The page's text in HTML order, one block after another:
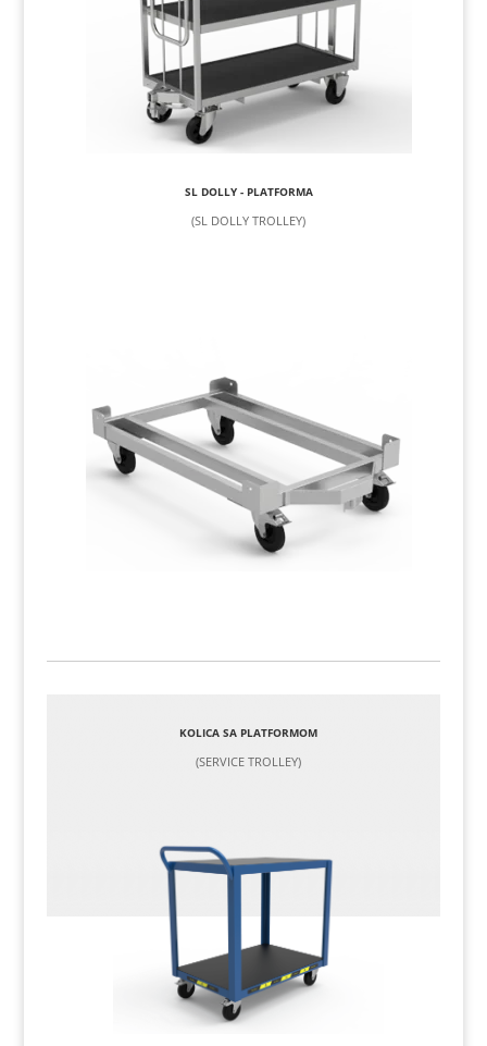
SL DOLLY - PLATFORMA
(SL DOLLY TROLLEY)
KOLICA SA PLATFORMOM
(SERVICE TROLLEY)